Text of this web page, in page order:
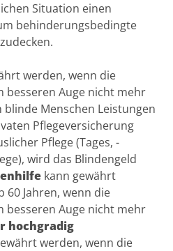
Situation einen
behinderungsbedingte
werden, wenn die
besseren Auge nicht mehr
blinde Menschen Leistungen
Pflegeversicherung
Pflege (Tages, -
wird das Blindengeld
kann gewährt
60 Jahren, wenn die
besseren Auge nicht mehr
hochgradig
werden, wenn die